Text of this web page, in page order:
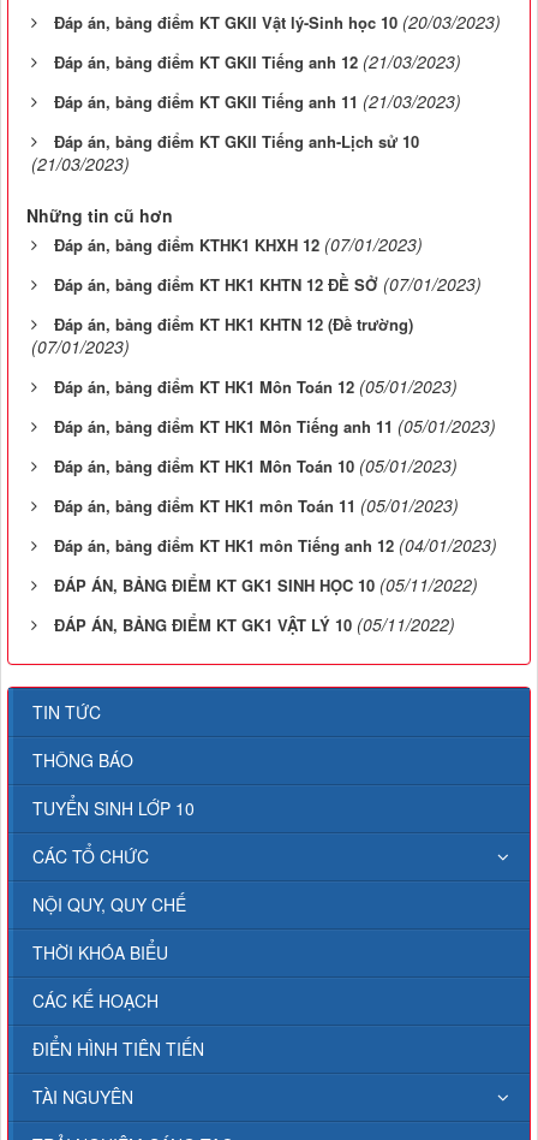
Đáp án, bảng điểm KT GKII Vật lý-Sinh học 10 (20/03/2023)
Đáp án, bảng điểm KT GKII Tiếng anh 12 (21/03/2023)
Đáp án, bảng điểm KT GKII Tiếng anh 11 (21/03/2023)
Đáp án, bảng điểm KT GKII Tiếng anh-Lịch sử 10
(21/03/2023)
Những tin cũ hơn
Đáp án, bảng điểm KTHK1 KHXH 12 (07/01/2023)
Đáp án, bảng điểm KT HK1 KHTN 12 ĐỀ SỞ (07/01/2023)
Đáp án, bảng điểm KT HK1 KHTN 12 (Đề trường)
(07/01/2023)
Đáp án, bảng điểm KT HK1 Môn Toán 12 (05/01/2023)
Đáp án, bảng điểm KT HK1 Môn Tiếng anh 11 (05/01/2023)
Đáp án, bảng điểm KT HK1 Môn Toán 10 (05/01/2023)
Đáp án, bảng điểm KT HK1 môn Toán 11 (05/01/2023)
Đáp án, bảng điểm KT HK1 môn Tiếng anh 12 (04/01/2023)
ĐÁP ÁN, BẢNG ĐIỂM KT GK1 SINH HỌC 10 (05/11/2022)
ĐÁP ÁN, BẢNG ĐIỂM KT GK1 VẬT LÝ 10 (05/11/2022)
TIN TỨC
THÔNG BÁO
TUYỂN SINH LỚP 10
CÁC TỔ CHỨC
NỘI QUY, QUY CHẾ
THỜI KHÓA BIỂU
CÁC KẾ HOẠCH
ĐIỂN HÌNH TIÊN TIẾN
TÀI NGUYÊN